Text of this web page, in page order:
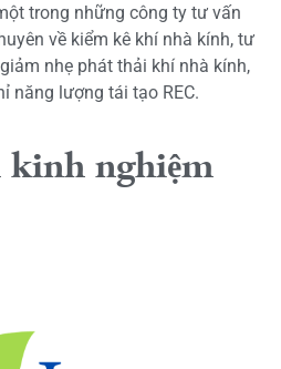
trong những công ty tư vấn
về kiểm kê khí nhà kính, tư
nhẹ phát thải khí nhà kính,
năng lượng tái tạo REC.
kinh nghiệm